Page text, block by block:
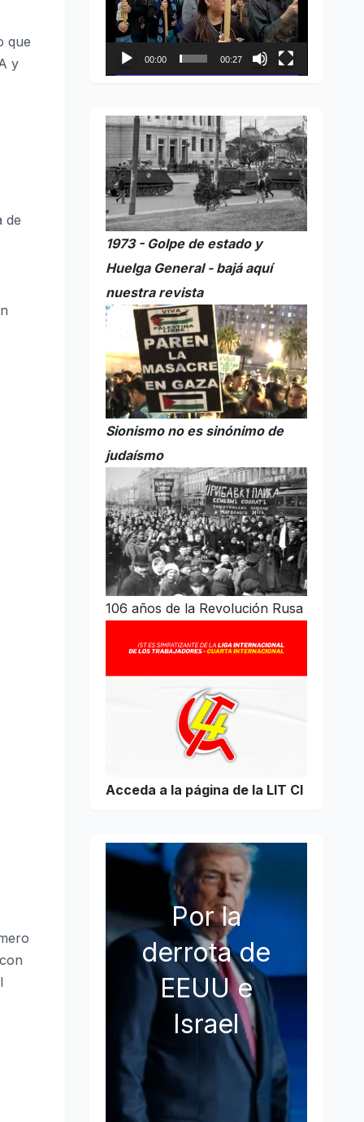
que
y
de
00:00 00:27
1973 - Golpe de estado y
Huelga General - bajá aquí
nuestra revista
Sionismo no es sinónimo de
judaísmo
106 años de la Revolución Rusa
Acceda a la página de la LIT CI
Por la
derrota de
EEUU e
Israel